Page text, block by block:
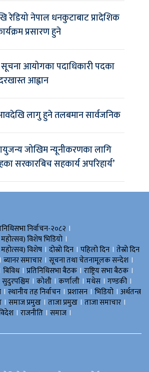
रेडियो नेपाल धनकुटाबाट प्रादेशिक
प्रसारण हुने
सूचना आयोगका पदाधिकारी पदका
आह्वान
लागु हुने तलबमान सार्वजनिक
जोखिम न्यूनीकरणका लागि
सरकारबिच सहकार्य अपरिहार्य’
निर्वाचन-२०८२ ।
विशेष भिडियाे ।
विशेष । दोस्रो दिन । पहिलो दिन । तेस्रो दिन
। ब्यानर समाचार । सूचना तथा चेतनामूलक सन्देश ।
बिविध। प्रतिनिधिसभा बैठक । राष्ट्रिय सभा बैठक ।
सुदुरपश्चिम । काेशी । कर्णाली । मधेस । गण्डकी ।
। स्थानीय तह निर्वाचन । प्रशासन । भिडियो । अर्थतन्त्र
। समाज प्रमुख । ताजा प्रमुख । ताजा समाचार ।
। राजनीति । समाज ।